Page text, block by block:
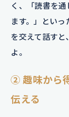
く、「読書を
ます。」とい
を交えて話すと
よ。
② 趣味から
伝える